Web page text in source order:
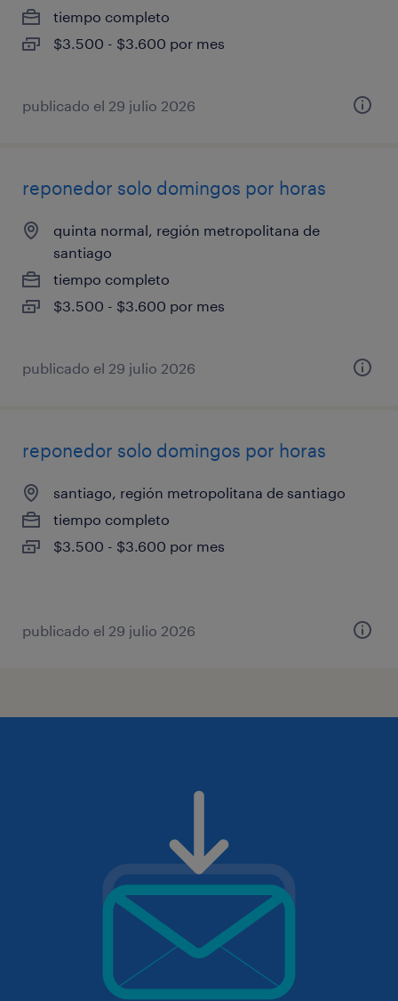
tiempo completo
$3.500 - $3.600 por mes
publicado el 29 julio 2026
reponedor solo domingos por horas
quinta normal, región metropolitana de
santiago
tiempo completo
$3.500 - $3.600 por mes
publicado el 29 julio 2026
reponedor solo domingos por horas
santiago, región metropolitana de santiago
tiempo completo
$3.500 - $3.600 por mes
publicado el 29 julio 2026